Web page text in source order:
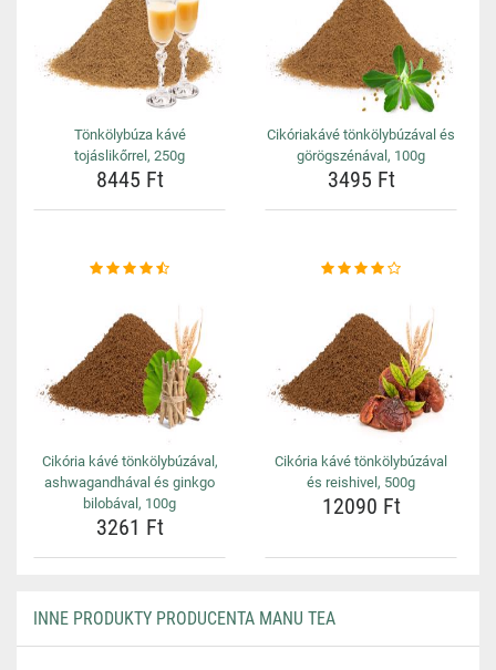
Tönkölybúza kávé
tojáslikőrrel, 250g
8445 Ft
Cikóriakávé tönkölybúzával és
görögszénával, 100g
3495 Ft
Cikória kávé tönkölybúzával,
ashwagandhával és ginkgo
bilobával, 100g
3261 Ft
Cikória kávé tönkölybúzával
és reishivel, 500g
12090 Ft
INNE PRODUKTY PRODUCENTA MANU TEA